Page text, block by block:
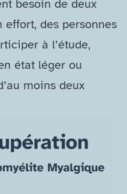
besoin de deux
effort, des personnes
à l’étude,
état léger ou
moins deux